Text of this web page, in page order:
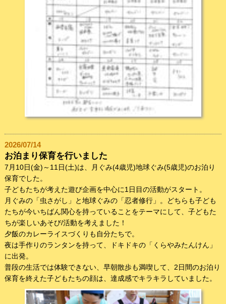
2026/07/14
お泊まり保育を行いました
7月10日(金)～11日(土)は、月ぐみ(4歳児)地球ぐみ(5歳児)のお泊り
保育でした。
子どもたちが考えた遊び企画を中心に1日目の活動がスタート。
月ぐみの「虫さがし」と地球ぐみの「忍者修行」。どちらも子ども
たちが今いちばん関心を持っていることをテーマにして、子どもた
ちが楽しいあそび/活動を考えました！
夕飯のカレーライスづくりも自分たちで。
夜は手作りのランタンを持って、ドキドキの「くらやみたんけん」
に出発。
普段の生活では体験できない、早朝散歩も満喫して、2日間のお泊り
保育を終えた子どもたちの顔は、達成感でキラキラしていました。